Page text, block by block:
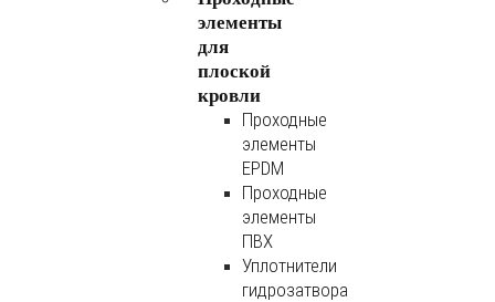
элементы
для
плоской
кровли
Проходные
элементы
EPDM
Проходные
элементы
ПВХ
Уплотнители
гидрозатвора